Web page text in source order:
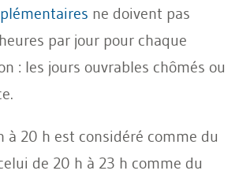
ne doivent pas
par jour pour chaque
: les jours ouvrables chômés ou
à 20 h est considéré comme du
de 20 h à 23 h comme du